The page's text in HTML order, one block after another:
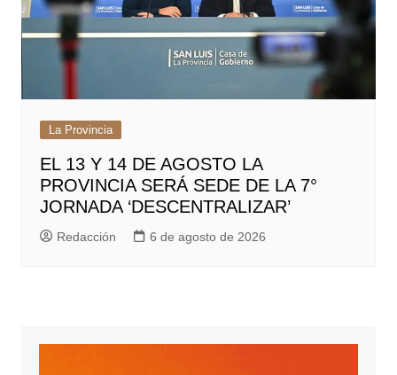
La Provincia
EL 13 Y 14 DE AGOSTO LA
PROVINCIA SERÁ SEDE DE LA 7°
JORNADA ‘DESCENTRALIZAR’
Redacción 6 de agosto de 2026